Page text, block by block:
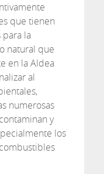
que tienen
para la
natural que
en la Aldea
al
numerosas
y
los